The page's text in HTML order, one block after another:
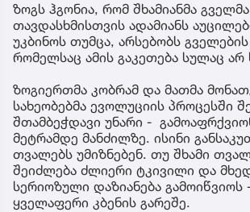
ზოგს ჰგონია, რომ შხამიანმა გველმა
თავდასხმისთვის ადამიანს
უკბინოს თუმცა, არსებობს
რომელსაც ამის გაკეთება სულაც არ
ზოგიერთმა კობრამ და მათმა
სახეობებმა ევოლუციის პროცესში
შთამბეჭდავი უნარი -
მეტრამდე მანძილზე. ისინი
თვალებს უმიზნებენ. თუ შხამი
შეიძლება ძლიერი ტკივილი და
სერიოზული დაზიანება გამოიწვიოს
ყველაფერი კბენის გარეშე.